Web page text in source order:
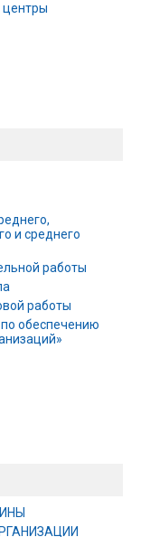
центры
и среднего
работы
работы
обеспечению